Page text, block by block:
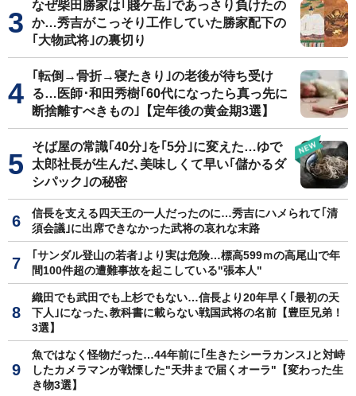
なぜ柴田勝家は｢賤ケ岳｣であっさり負けたの
か…秀吉がこっそり工作していた勝家配下の
｢大物武将｣の裏切り
｢転倒→骨折→寝たきり｣の老後が待ち受け
る…医師･和田秀樹｢60代になったら真っ先に
断捨離すべきもの｣【定年後の黄金期3選】
そば屋の常識｢40分｣を｢5分｣に変えた…ゆで
太郎社長が生んだ､美味しくて早い｢儲かるダ
シパック｣の秘密
信長を支える四天王の一人だったのに…秀吉にハメられて｢清
須会議｣に出席できなかった武将の哀れな末路
｢サンダル登山の若者｣より実は危険…標高599ｍの高尾山で年
間100件超の遭難事故を起こしている"張本人"
織田でも武田でも上杉でもない…信長より20年早く｢最初の天
下人｣になった､教科書に載らない戦国武将の名前【豊臣兄弟！
3選】
魚ではなく怪物だった…44年前に｢生きたシーラカンス｣と対峙
したカメラマンが戦慄した"天井まで届くオーラ"【変わった生
き物3選】